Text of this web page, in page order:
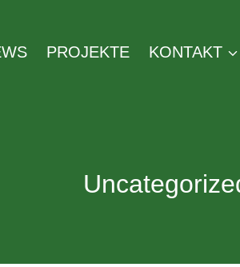
PROJEKTE KONTAKT